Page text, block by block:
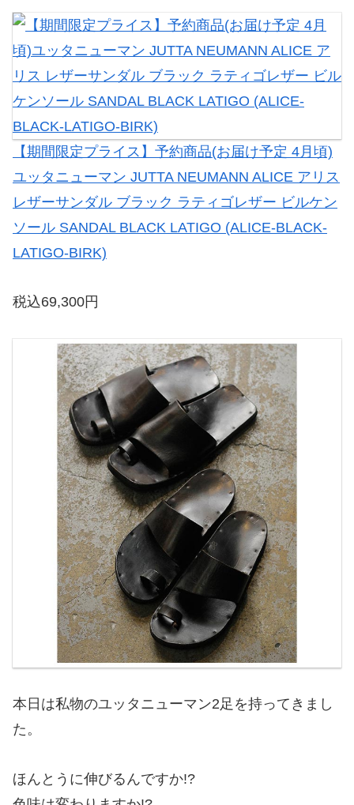
【期間限定プライス】予約商品(お届け予定 4月頃)
ユッタニューマン JUTTA NEUMANN ALICE アリス
レザーサンダル ブラック ラティゴレザー ビルケン
ソール SANDAL BLACK LATIGO (ALICE-BLACK-
LATIGO-BIRK)
税込69,300円
本日は私物のユッタニューマン2足を持ってきまし
た。
ほんとうに伸びるんですか!?